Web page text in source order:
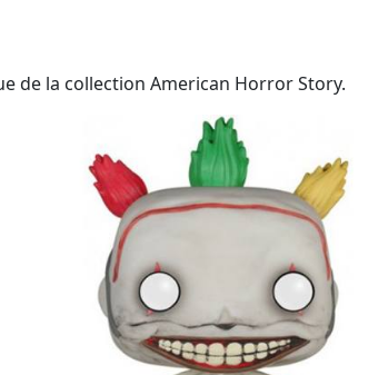
de la collection American Horror Story.